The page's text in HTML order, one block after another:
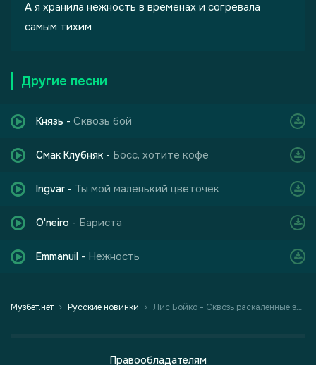
А я хранила нежность в временах и согревала
самым тихим
Другие песни
Князь - Сквозь бой
Смак Клубняк - Босс, хотите кофе
Ingvar - Ты мой маленький цветочек
O'neiro - Бариста
Emmanuil - Нежность
Музбет.нет Русские новинки Лис Бойко - Сквозь раскаленные экраны
Правообладателям